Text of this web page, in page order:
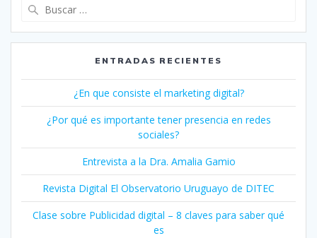
ENTRADAS RECIENTES
¿En que consiste el marketing digital?
¿Por qué es importante tener presencia en redes
sociales?
Entrevista a la Dra. Amalia Gamio
Revista Digital El Observatorio Uruguayo de DITEC
Clase sobre Publicidad digital – 8 claves para saber qué
es